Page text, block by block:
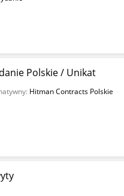
Polskie / Unikat
Hitman Contracts Polskie